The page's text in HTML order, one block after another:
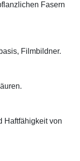
Fasern
Filmbildner.
Haftfähigkeit von